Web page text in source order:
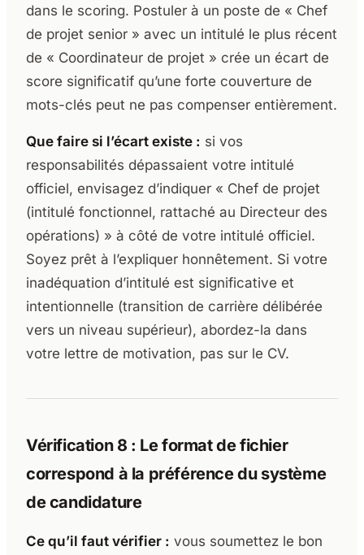
dans le scoring. Postuler à un poste de « Chef
de projet senior » avec un intitulé le plus récent
de « Coordinateur de projet » crée un écart de
score significatif qu’une forte couverture de
mots-clés peut ne pas compenser entièrement.
Que faire si l’écart existe : si vos
responsabilités dépassaient votre intitulé
officiel, envisagez d’indiquer « Chef de projet
(intitulé fonctionnel, rattaché au Directeur des
opérations) » à côté de votre intitulé officiel.
Soyez prêt à l’expliquer honnêtement. Si votre
inadéquation d’intitulé est significative et
intentionnelle (transition de carrière délibérée
vers un niveau supérieur), abordez-la dans
votre lettre de motivation, pas sur le CV.
Vérification 8 : Le format de fichier
correspond à la préférence du système
de candidature
Ce qu’il faut vérifier : vous soumettez le bon